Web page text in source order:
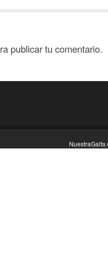
publicar tu comentario.